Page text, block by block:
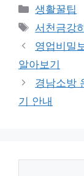
카
테
리
생활꿀팁
태
그
서천금강
영업비밀
알아보기
경남소방
기 안내